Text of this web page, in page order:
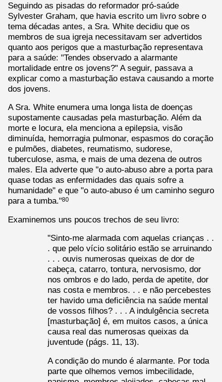
Seguindo as pisadas do reformador pró-saúde
Sylvester Graham, que havia escrito um livro sobre o
tema décadas antes, a Sra. White decidiu que os
membros de sua igreja necessitavam ser advertidos
quanto aos perigos que a masturbação representava
para a saúde: "Tendes observado a alarmante
mortalidade entre os jovens?" A seguir, passava a
explicar como a masturbação estava causando a morte
dos jovens.
A Sra. White enumera uma longa lista de doenças
supostamente causadas pela masturbação. Além da
morte e locura, ela menciona a epilepsia, visão
diminuída, hemorragia pulmonar, espasmos do coração
e pulmões, diabetes, reumatismo, sudorese,
tuberculose, asma, e mais de uma dezena de outros
males. Ela adverte que "o auto-abuso abre a porta para
quase todas as enfermidades das quais sofre a
humanidade" e que "o auto-abuso é um caminho seguro
para a tumba."80
Examinemos uns poucos trechos de seu livro:
"Sinto-me alarmada com aquelas crianças . .
. que pelo vício solitário estão se arruinando
. . . ouvis numerosas queixas de dor de
cabeça, catarro, tontura, nervosismo, dor
nos ombros e do lado, perda de apetite, dor
nas costa e membros. . . e não percebestes
ter havido uma deficiência na saúde mental
de vossos filhos? . . . A indulgência secreta
[masturbação] é, em muitos casos, a única
causa real das numerosas queixas da
juventude (págs. 11, 13).
A condição do mundo é alarmante. Por toda
parte que olhemos vemos imbecilidade,